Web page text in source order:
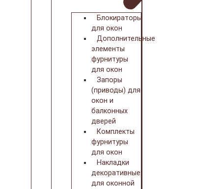
Блокираторы
для окон
Дополнительные
элементы
фурнитуры
для окон
Запоры
(приводы) для
окон и
балконных
дверей
Комплекты
фурнитуры
для окон
Накладки
декоративные
для оконной